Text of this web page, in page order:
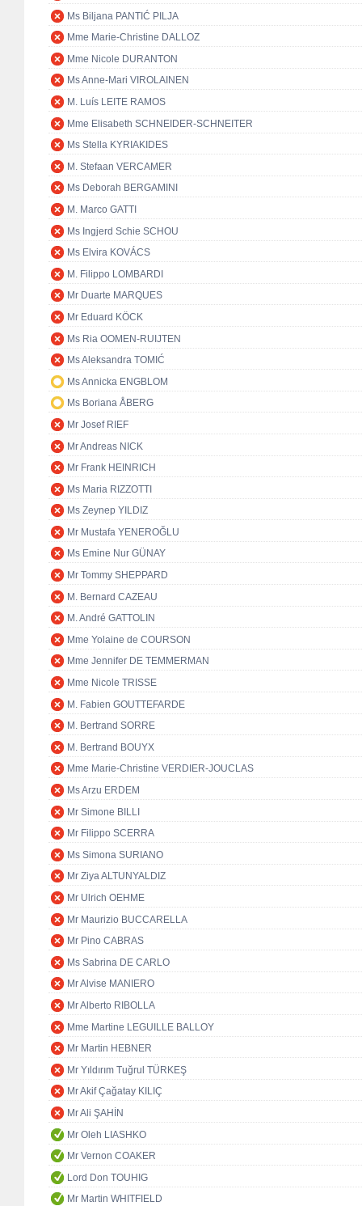
Ms Biljana PANTIĆ PILJA
Mme Marie-Christine DALLOZ
Mme Nicole DURANTON
Ms Anne-Mari VIROLAINEN
M. Luís LEITE RAMOS
Mme Elisabeth SCHNEIDER-SCHNEITER
Ms Stella KYRIAKIDES
M. Stefaan VERCAMER
Ms Deborah BERGAMINI
M. Marco GATTI
Ms Ingjerd Schie SCHOU
Ms Elvira KOVÁCS
M. Filippo LOMBARDI
Mr Duarte MARQUES
Mr Eduard KÖCK
Ms Ria OOMEN-RUIJTEN
Ms Aleksandra TOMIĆ
Ms Annicka ENGBLOM
Ms Boriana ÅBERG
Mr Josef RIEF
Mr Andreas NICK
Mr Frank HEINRICH
Ms Maria RIZZOTTI
Ms Zeynep YILDIZ
Mr Mustafa YENEROĞLU
Ms Emine Nur GÜNAY
Mr Tommy SHEPPARD
M. Bernard CAZEAU
M. André GATTOLIN
Mme Yolaine de COURSON
Mme Jennifer DE TEMMERMAN
Mme Nicole TRISSE
M. Fabien GOUTTEFARDE
M. Bertrand SORRE
M. Bertrand BOUYX
Mme Marie-Christine VERDIER-JOUCLAS
Ms Arzu ERDEM
Mr Simone BILLI
Mr Filippo SCERRA
Ms Simona SURIANO
Mr Ziya ALTUNYALDIZ
Mr Ulrich OEHME
Mr Maurizio BUCCARELLA
Mr Pino CABRAS
Ms Sabrina DE CARLO
Mr Alvise MANIERO
Mr Alberto RIBOLLA
Mme Martine LEGUILLE BALLOY
Mr Martin HEBNER
Mr Yıldırım Tuğrul TÜRKEŞ
Mr Akif Çağatay KILIÇ
Mr Ali ŞAHİN
Mr Oleh LIASHKO
Mr Vernon COAKER
Lord Don TOUHIG
Mr Martin WHITFIELD